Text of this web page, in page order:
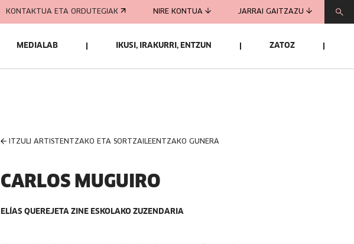
KONTAKTUA ETA ORDUTEGIAK NIRE KONTUA JARRAI GAITZAZU
MEDIALAB IKUSI, IRAKURRI, ENTZUN ZATOZ
ITZULI ARTISTENTZAKO ETA SORTZAILEENTZAKO GUNERA
CARLOS MUGUIRO
ELÍAS QUEREJETA ZINE ESKOLAKO ZUZENDARIA